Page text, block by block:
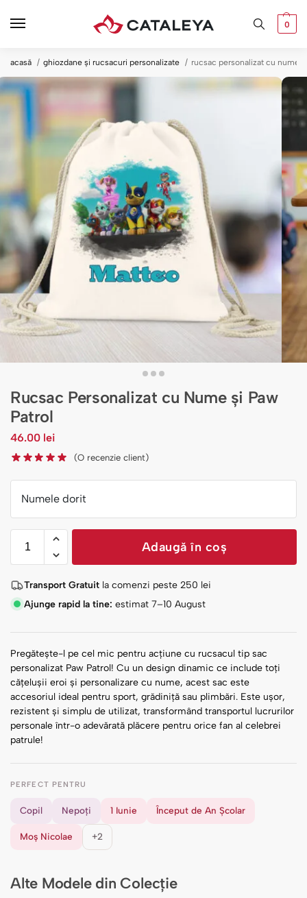
0
acasă ghiozdane și rucsacuri personalizate rucsac personalizat cu nume
Rucsac Personalizat cu Nume și Paw
Patrol
46.00 lei
(O recenzie client)
Numele dorit
Adaugă în coș
Transport Gratuit la comenzi peste 250 lei
Ajunge rapid la tine: estimat 7–10 August
Pregătește-l pe cel mic pentru acțiune cu rucsacul tip sac
personalizat Paw Patrol! Cu un design dinamic ce include toți
cățelușii eroi și personalizare cu nume, acest sac este
accesoriul ideal pentru sport, grădiniță sau plimbări. Este ușor,
rezistent și simplu de utilizat, transformând transportul lucrurilor
personale într-o adevărată plăcere pentru orice fan al celebrei
patrule!
PERFECT PENTRU
Copil Nepoți 1 Iunie Început de An Școlar
Moș Nicolae +2
Alte Modele din Colecție